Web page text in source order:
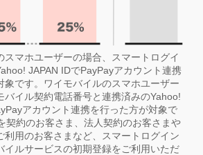
スマホユーザーの場合、スマートログイ
JAPAN IDでPayPayアカウント連携
象です。ワイモバイルのスマホユーザー
バイル契約電話番号と連携済みのYahoo!
アカウント連携を行った方が対象で
契約のお客さま、法人契約のお客さまや
利用のお客さまなど、スマートログイン
イルサービスの初期登録をご利用いただ